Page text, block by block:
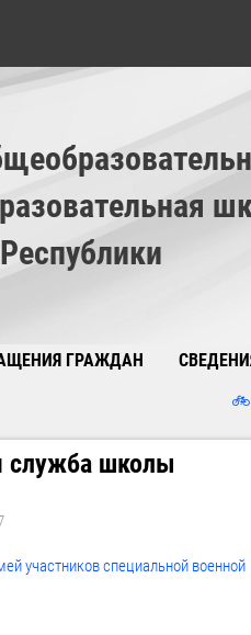
ГРАЖДАН
🚲
служба школы
участников специальной военной